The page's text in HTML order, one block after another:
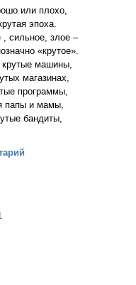
или плохо,
эпоха.
сильное, злое –
«крутое».
крутые машины,
магазинах,
программы,
папы и мамы,
бандиты,